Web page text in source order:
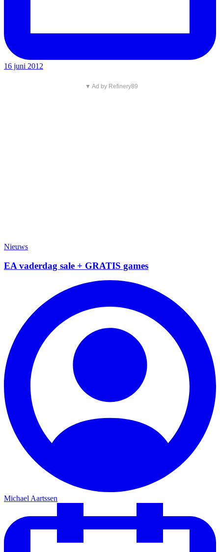
16 juni 2012
▼ Ad by Refinery89
Nieuws
EA vaderdag sale + GRATIS games
Michael Aartssen